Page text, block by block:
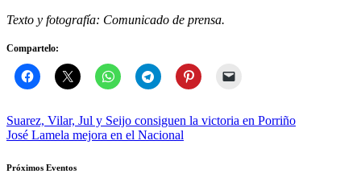
Texto y fotografía: Comunicado de prensa.
Compartelo:
Navegación
de
entradas
Suarez, Vilar, Jul y Seijo consiguen la victoria en Porriño
José Lamela mejora en el Nacional
Próximos Eventos